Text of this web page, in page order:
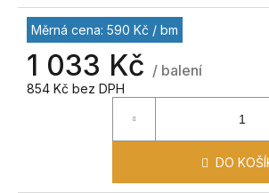
Měrná cena: 590 Kč / bm
1 033 Kč / balení
854 Kč bez DPH
DO
u
e
m
e